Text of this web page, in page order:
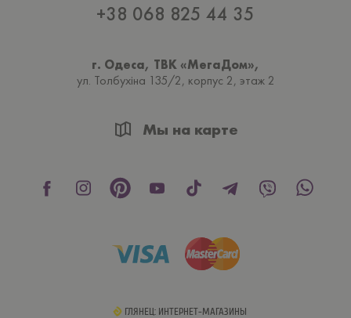
+38 068 825 44 35
г. Одеса, ТВК «МегаДом»,
ул. Толбухiна 135/2, корпус 2, этаж 2
Мы на карте
ГЛЯНЕЦ: ИНТЕРНЕТ-МАГАЗИНЫ